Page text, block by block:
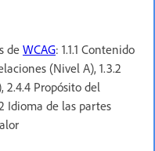
de WCAG: 1.1.1 Contenido
(Nivel A), 1.3.2
2.4.4 Propósito del
Idioma de las partes